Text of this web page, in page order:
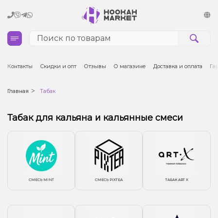
Кальяны
Табак для кальяна и кальянные смеси
Чаши для кальяна
Аксессуары для кальяна
Электронные сигареты (POD)
Комплектующие для POD
Контакты Скидки и опт Отзывы О магазине Доставка и оплата
Главная Табак
Табак для кальяна и кальянные смеси
СМЕСЬ MINT СМЕСЬ PIXTEA ТАБАК ART X